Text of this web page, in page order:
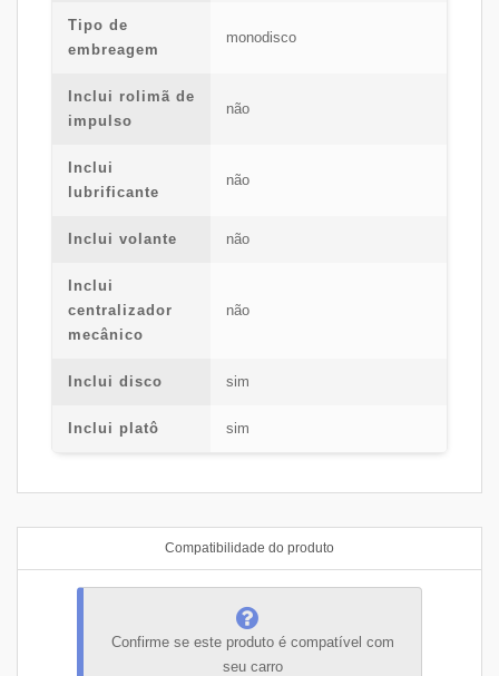
Tipo de
embreagem
monodisco
Inclui rolimã de
impulso
não
Inclui
lubrificante
não
Inclui volante não
Inclui
centralizador
mecânico
não
Inclui disco sim
Inclui platô sim
Compatibilidade do produto
Confirme se este produto é compatível com
seu carro